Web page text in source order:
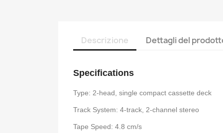
Descrizione Dettagli del
Specifications
Type: 2-head, single compact cassette deck
Track System: 4-track, 2-channel stereo
Tape Speed: 4.8 cm/s